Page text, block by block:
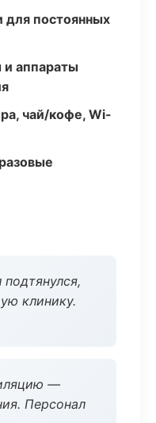
для постоянных
аппараты
чай/кофе, Wi-
клинику.
—
Персонал